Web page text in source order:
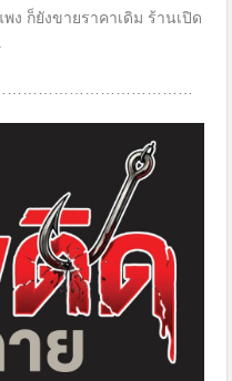
ก็ยังขายราคาเดิม ร้านเปิด